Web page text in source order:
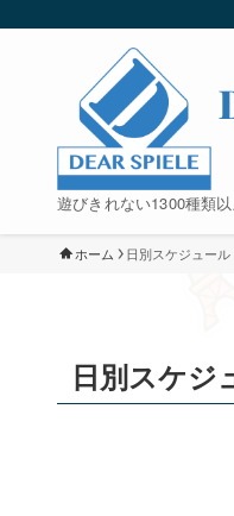
遊びきれない1300種類
ホーム 日別スケジュール
日別スケジ